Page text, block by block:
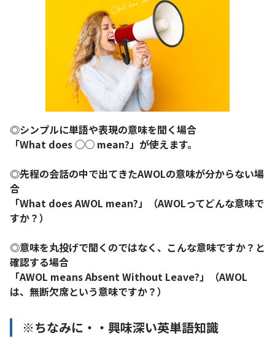
◎シンプルに単語や表現の意味を聞く場合
「What does ○○ mean?」が使えます。
◎先程の会話の中で出てきたAWOLの意味が分からない場
合
「What does AWOL mean?」（AWOLってどんな意味で
すか？）
◎意味を丸投げで聞くのではなく、こんな意味ですか？と
確認する場合
「AWOL means Absent Without Leave?」（AWOL
は、無断欠席という意味ですか？）
※ちなみに・・興味深い英単語知識